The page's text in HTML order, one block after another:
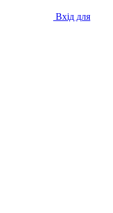
Вхід для